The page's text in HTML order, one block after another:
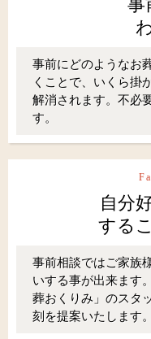
事
事前にどのようなお
くことで、いくら掛
解消されます。不必
す。
自分
する
事前相談ではご家族
いする事が出来ます
葬おくりみ」のスタ
刻を提案いたします。